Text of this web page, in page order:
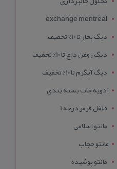
exchange montreal
دیگ بخار تا 10% تخفیف
دیگ روغن داغ تا 10% تخفیف
دیگ آبگرم تا 10% تخفیف
ادویه جات بسته بندی
فلفل قرمز درجه 1
مانتو اسلامی
مانتو حجاب
مانتو پوشیده